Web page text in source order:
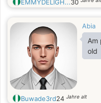
EMMYDELIGH...30
Abia
Am
old
Buwade3rd24 Jahre alt